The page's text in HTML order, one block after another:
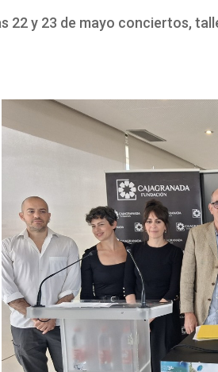
22 y 23 de mayo conciertos,